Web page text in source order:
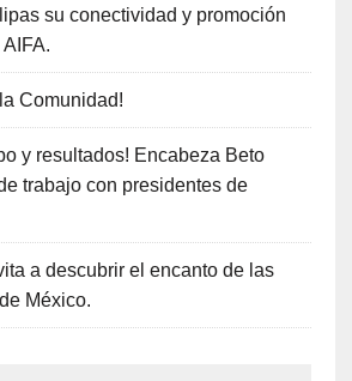
su conectividad y promoción
Comunidad!
y resultados! Encabeza Beto
trabajo con presidentes de
a descubrir el encanto de las
México.